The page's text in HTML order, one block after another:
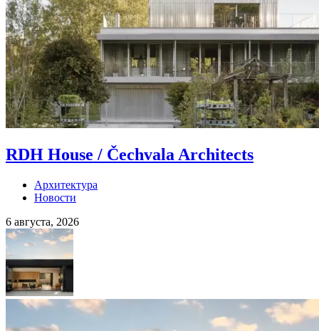
RDH House / Čechvala Architects
Архитектура
Новости
6 августа, 2026